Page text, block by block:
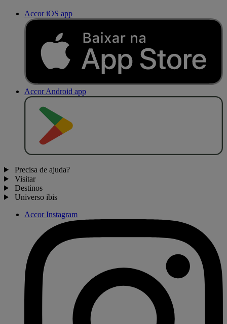
Accor iOS app
Accor Android app
Precisa de ajuda?
Visitar
Destinos
Universo ibis
Accor Instagram